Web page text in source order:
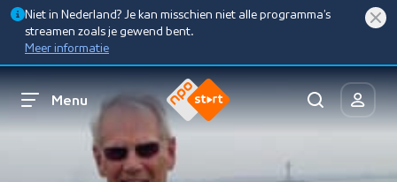
Niet in Nederland? Je kan misschien niet alle programma’s
streamen zoals je gewend bent.
Meer informatie
Menu